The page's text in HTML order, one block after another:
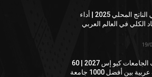
إجمالي الناتج المحلي 2025 | أداء
الكلي في العالم العربي
19/
تصنيف الجامعات كيو إس 2027 | 60
جامعة عربية بين أفضل 1000 جامعة